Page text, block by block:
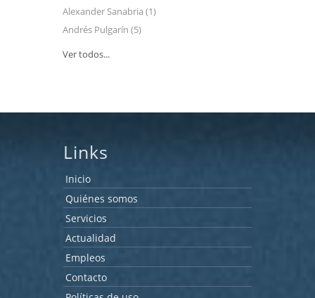
Alexander Sanabria (1)
Andrés Pulgarín (5)
Ver todos...
Links
Inicio
Quiénes somos
Servicios
Actualidad
Empleos
Contacto